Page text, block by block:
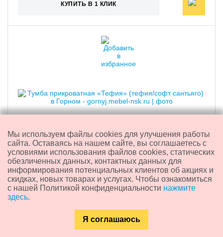
КУПИТЬ В 1 КЛИК
Тумба прикроватная «Тефия» (тефия/софт сантьяго)
4 590₽
Каталог Контакты
Мы используем файлы cookies для улучшения работы
сайта. Оставаясь на нашем сайте, вы соглашаетесь с
условиями использования файлов cookies, статических
обезличенных данных, контактных данных для
информирования потенциальных клиентов об акциях и
скидках, новых товарах и услугах. Чтобы ознакомиться
с нашей Политикой конфиденциальности нажмите
здесь.
Я соглашаюсь